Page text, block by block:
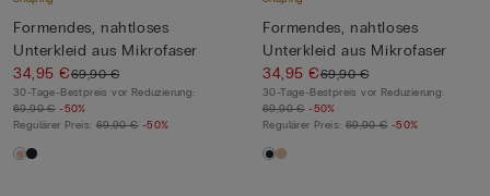
Formendes, nahtloses
Unterkleid aus Mikrofaser
34,95 €69,90 €
30-Tage-Bestpreis vor Reduzierung:
69,90 € -50%
Regulärer Preis: 69,90 € -50%
Formendes, nahtloses
Unterkleid aus Mikrofaser
34,95 €69,90 €
30-Tage-Bestpreis vor Reduzierung:
69,90 € -50%
Regulärer Preis: 69,90 € -50%